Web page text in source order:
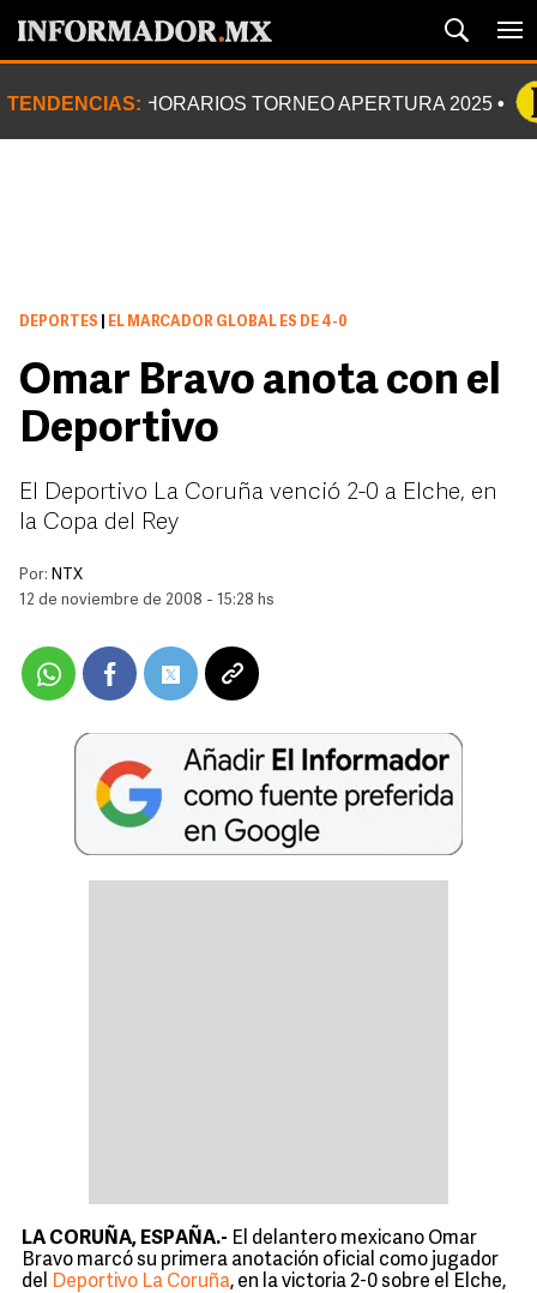
TENDENCIAS: HORARIOS TORNEO APERTURA 2025
DEPORTES EL MARCADOR GLOBAL ES DE 4-0
Omar Bravo anota con el
Deportivo
El Deportivo La Coruña venció 2-0 a Elche, en
la Copa del Rey
Por: NTX
12 de noviembre de 2008 - 15:28 hs
LA CORUÑA, ESPAÑA.- El delantero mexicano Omar
Bravo marcó su primera anotación oficial como jugador
del
Deportivo La Coruña, en la victoria 2-0 sobre el Elche,